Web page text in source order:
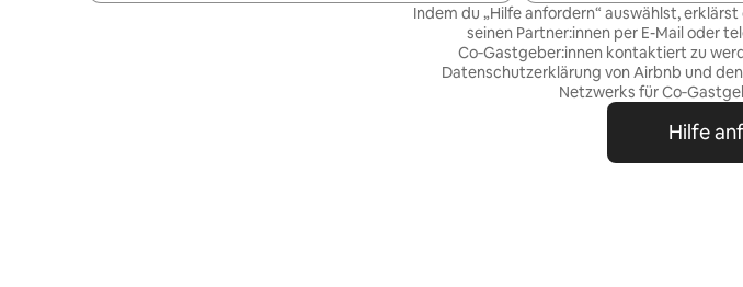
Indem du „Hilfe anfordern“ auswählst,
seinen Partner:innen per E-Mail oder
Co‑Gastgeber:innen kontaktiert zu
Datenschutzerklärung von Airbnb und den
Netzwerks für
Hilfe